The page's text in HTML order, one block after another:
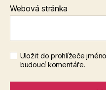
Webová stránka
Uložit do prohlížeče
budoucí komentáře.